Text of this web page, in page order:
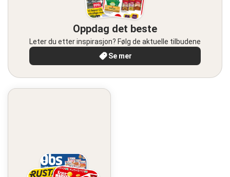
Oppdag det beste
Leter du etter inspirasjon? Følg de aktuelle tilbudene
Se mer